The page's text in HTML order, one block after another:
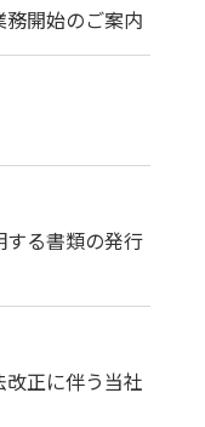
開始のご案内
する書類の発行
正に伴う当社